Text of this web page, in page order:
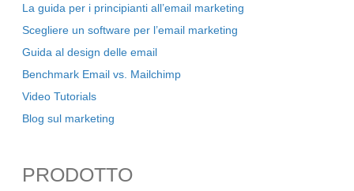
La guida per i principianti all’email marketing
Scegliere un software per l’email marketing
Guida al design delle email
Benchmark Email vs. Mailchimp
Video Tutorials
Blog sul marketing
PRODOTTO